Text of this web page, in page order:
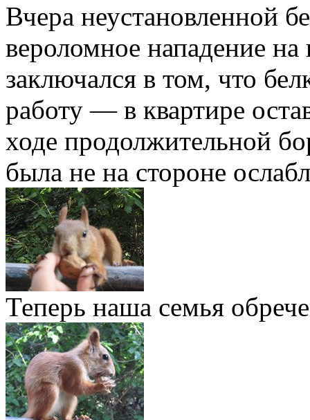
Вчера неустановленной
вероломное нападение
заключался в том, что
работу — в квартире
ходе продолжительной
была не на стороне
Теперь наша семья